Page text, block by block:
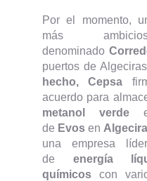
Por el momento,
más
denominado
puertos de
hecho, Cepsa
acuerdo para
metanol verde
de Evos en
una empresa
de energía
químicos con